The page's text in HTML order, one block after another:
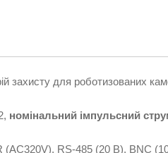
захисту для роботизованих
номінальний імпульсний
RS-485 (20 В), BNC